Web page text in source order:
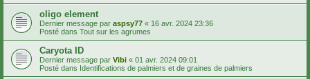
oligo element
Dernier message par aspsy77 « 16 avr. 2024 23:36
Posté dans Tout sur les agrumes
Caryota ID
Dernier message par Vibi « 01 avr. 2024 09:01
Posté dans Identifications de palmiers et de graines de palmiers